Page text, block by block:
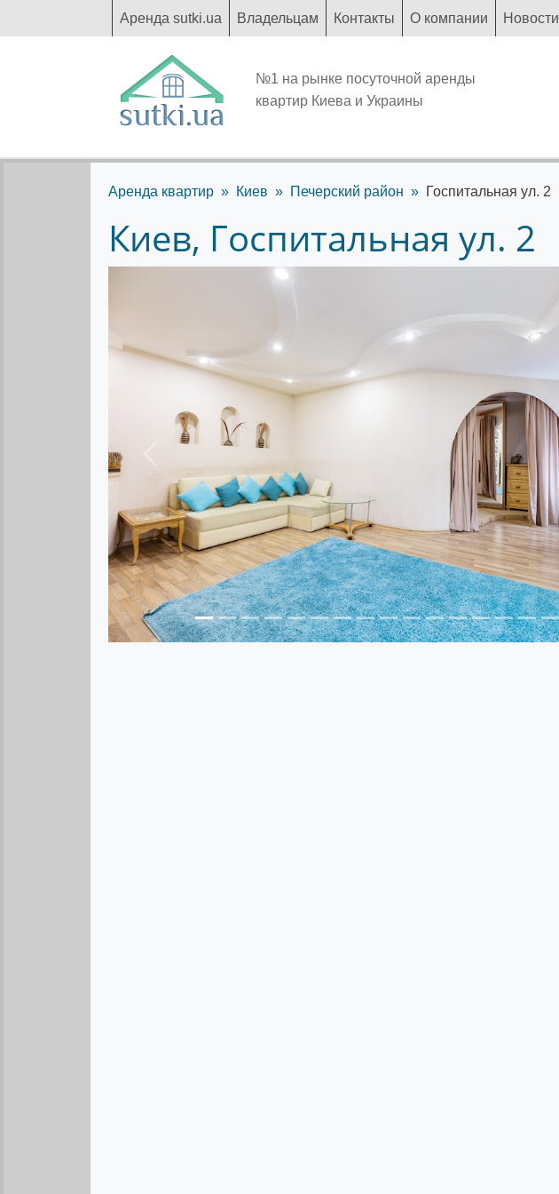
Аренда sutki.ua Владельцам Контакты О компании Новости
№1 на рынке посуточной аренды
квартир Киева и Украины
Аренда квартир Киев Печерский район Госпитальная ул. 2
Киев, Госпитальная ул. 2
Предыдущее